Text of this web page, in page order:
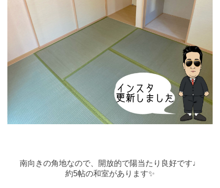
南向きの角地なので、開放的で陽当たり良好です♩
約5帖の和室があります✨